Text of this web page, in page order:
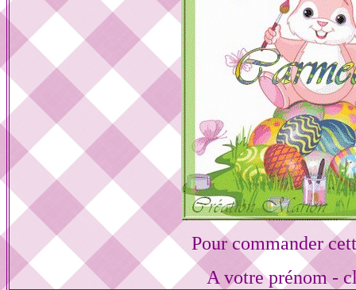
Pour commander
A votre prénom -